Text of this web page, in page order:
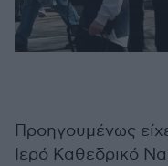
Προηγουμένως
Ιερό Καθεδρικό